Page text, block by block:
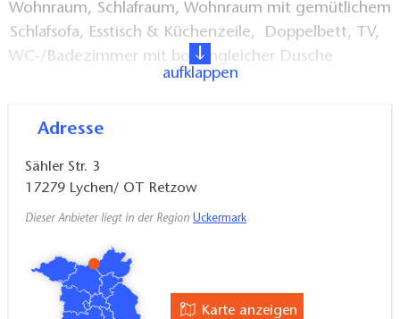
Wohnraum, Schlafraum, Wohnraum mit gemütlichem
Schlafsofa, Esstisch & Küchenzeile, Doppelbett, TV,
WC-/Badezimmer mit bodengleicher Dusche
Rollstuhlfahrer (barrierefrei)
Parkplätze,
Vermietungszeitraum:ganzjährig
aufklappen
Adresse
Sähler Str. 3
17279 Lychen/ OT Retzow
Dieser Anbieter liegt in der Region Uckermark
Karte anzeigen